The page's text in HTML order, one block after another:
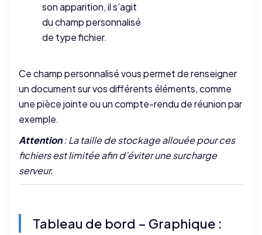
son apparition, il s’agit
du champ personnalisé
de type fichier.
Ce champ personnalisé vous permet de renseigner
un document sur vos différents éléments, comme
une pièce jointe ou un compte-rendu de réunion par
exemple.
Attention: La taille de stockage allouée pour ces
fichiers est limitée afin d’éviter une surcharge
serveur.
Tableau de bord – Graphique :